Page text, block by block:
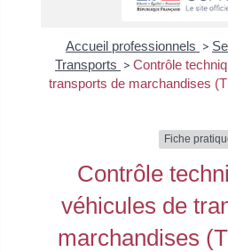
Accueil professionnels >
Transports > Contrôle
transports de marchandises
Fiche
Contrôle
véhicules de
marchandises